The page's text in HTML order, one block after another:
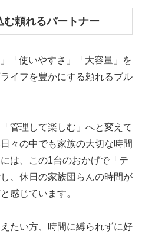
む頼れるパートナー
「使いやすさ」「大容量」を
イフを豊かにする頼れるブル
管理して楽しむ」へと変えて
々の中でも家族の大切な時間
は、この1台のおかげで「テ
、休日の家族団らんの時間が
感じています。
たい方、時間に縛られずに好